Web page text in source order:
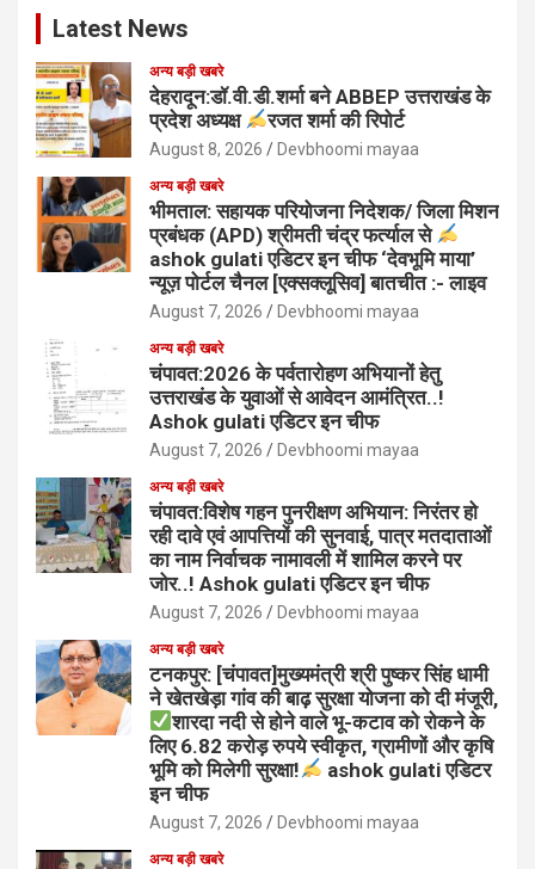
Latest News
अन्य बड़ी खबरे
देहरादून:डॉ.वी.डी.शर्मा बने ABBEP उत्तराखंड के
प्रदेश अध्यक्ष
रजत शर्मा की रिपोर्ट
August 8, 2026 Devbhoomi mayaa
अन्य बड़ी खबरे
भीमताल: सहायक परियोजना निदेशक/ जिला मिशन
प्रबंधक (APD) श्रीमती चंद्र फर्त्याल से
ashok gulati एडिटर इन चीफ ‘देवभूमि माया’
न्यूज़ पोर्टल चैनल [एक्सक्लूसिव] बातचीत :- लाइव
August 7, 2026 Devbhoomi mayaa
अन्य बड़ी खबरे
चंपावत:2026 के पर्वतारोहण अभियानों हेतु
उत्तराखंड के युवाओं से आवेदन आमंत्रित..!
Ashok gulati एडिटर इन चीफ
August 7, 2026 Devbhoomi mayaa
अन्य बड़ी खबरे
चंपावत:विशेष गहन पुनरीक्षण अभियान: निरंतर हो
रही दावे एवं आपत्तियों की सुनवाई, पात्र मतदाताओं
का नाम निर्वाचक नामावली में शामिल करने पर
जोर..! Ashok gulati एडिटर इन चीफ
August 7, 2026 Devbhoomi mayaa
अन्य बड़ी खबरे
टनकपुर: [चंपावत]मुख्यमंत्री श्री पुष्कर सिंह धामी
ने खेतखेड़ा गांव की बाढ़ सुरक्षा योजना को दी मंजूरी,
शारदा नदी से होने वाले भू-कटाव को रोकने के
लिए 6.82 करोड़ रुपये स्वीकृत, ग्रामीणों और कृषि
भूमि को मिलेगी सुरक्षा!
ashok gulati एडिटर
इन चीफ
August 7, 2026 Devbhoomi mayaa
अन्य बड़ी खबरे